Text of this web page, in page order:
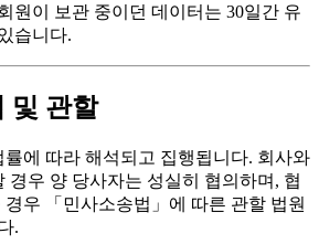
원이 보관 중이던 데이터는 30일간 유
습니다.
및 관할
에 따라 해석되고 집행됩니다. 회사와
경우 양 당사자는 성실히 협의하며, 협
우 「민사소송법」에 따른 관할 법원
.